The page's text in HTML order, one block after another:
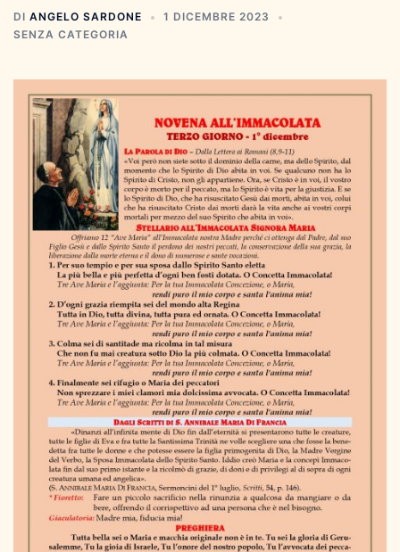
DI ANGELO SARDONE
1 DICEMBRE 2023
SENZA CATEGORIA